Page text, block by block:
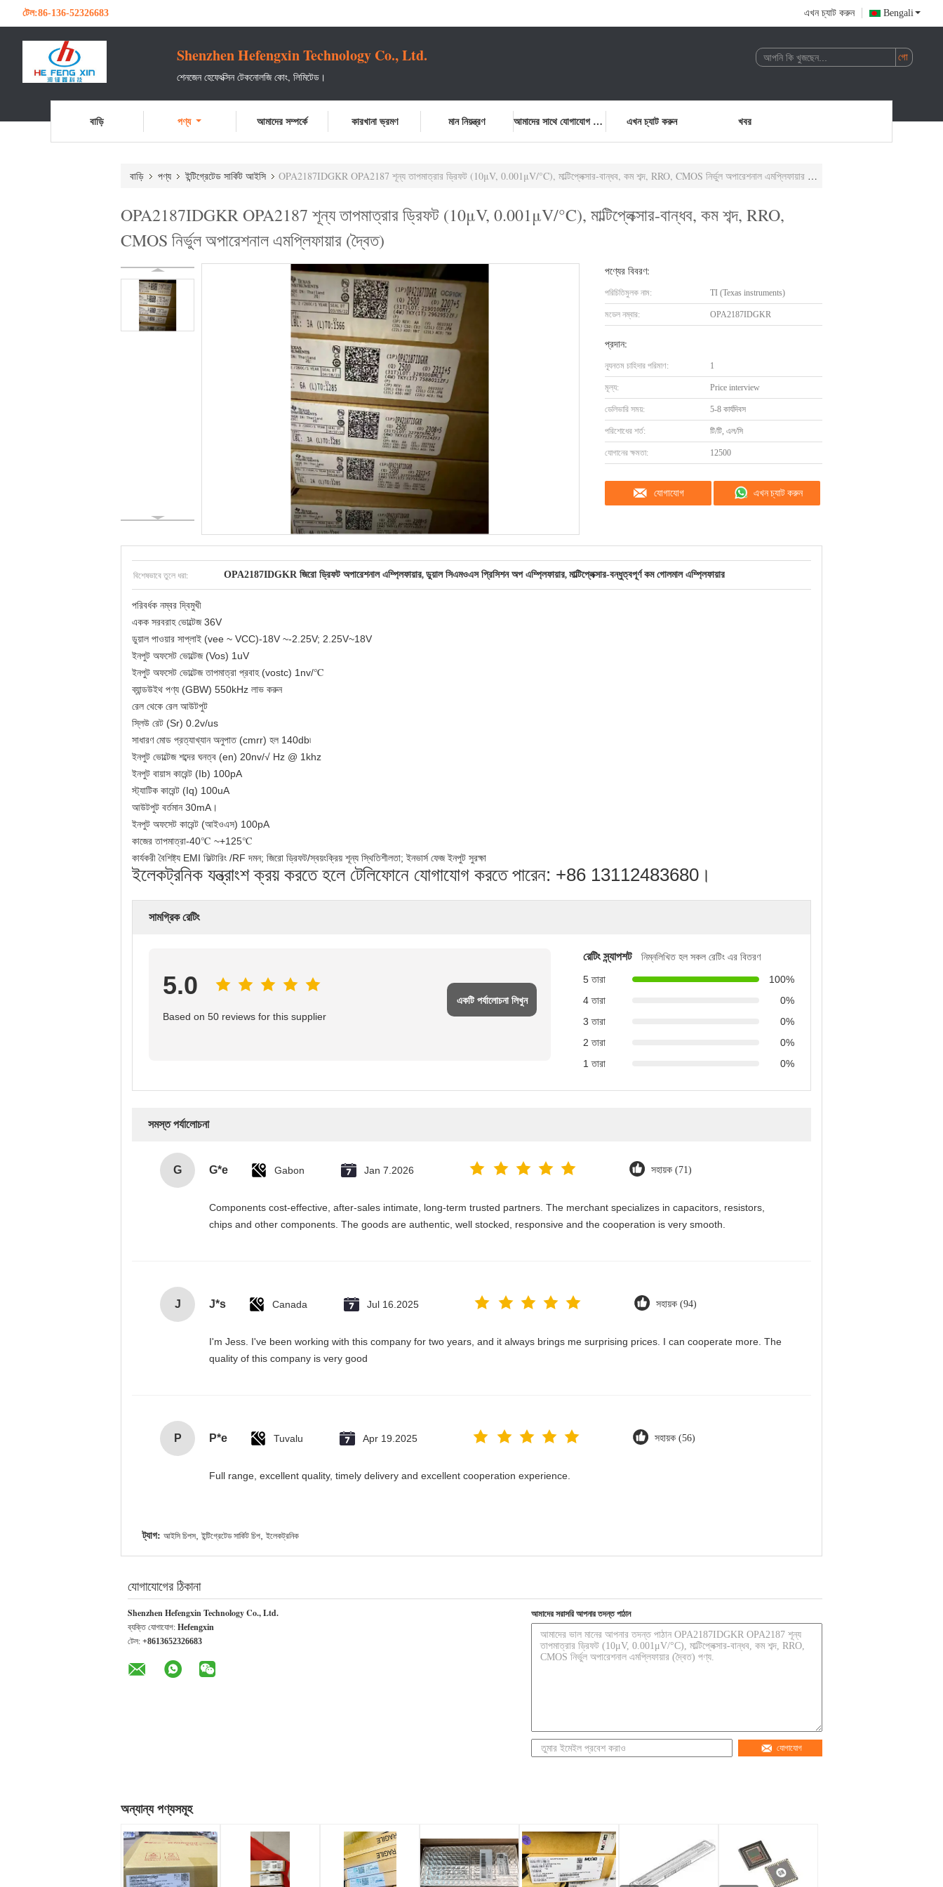
টেল:86-136-52326683 এখন চ্যাট করুন Bengali
Shenzhen Hefengxin Technology Co., Ltd.
শেনজেন হেফেংক্সিন টেকনোলজি কোং, লিমিটেড।
বাড়ি পণ্য আমাদের সম্পর্কে কারখানা ভ্রমণ মান নিয়ন্ত্রণ আমাদের সাথে যোগাযোগ করুন এখন চ্যাট করুন খবর
বাড়ি পণ্য ইন্টিগ্রেটেড সার্কিট আইসি OPA2187IDGKR OPA2187 শূন্য তাপমাত্রার ড্রিফট (10μV, 0.001μV/°C), মাল্টিপ্লেক্সার-বান্ধব, কম শব্দ, RRO, CMOS নির্ভুল অপারেশনাল এমপ্লিফায়ার (দ্বৈত)
OPA2187IDGKR OPA2187 শূন্য তাপমাত্রার ড্রিফট (10μV, 0.001μV/°C), মাল্টিপ্লেক্সার-বান্ধব, কম শব্দ, RRO,
CMOS নির্ভুল অপারেশনাল এমপ্লিফায়ার (দ্বৈত)
পণ্যের বিবরণ:
পরিচিতিমুলক নাম: TI (Texas instruments)
মডেল নম্বার: OPA2187IDGKR
প্রদান:
ন্যূনতম চাহিদার পরিমাণ: 1
মূল্য: Price interview
ডেলিভারি সময়: 5-8 কার্যদিবস
পরিশোধের শর্ত: টি/টি, এল/সি
যোগানের ক্ষমতা: 12500
যোগাযোগ এখন চ্যাট করুন
বিশেষভাবে তুলে ধরা: OPA2187IDGKR জিরো ড্রিফট অপারেশনাল এম্প্লিফায়ার, ডুয়াল সিএমওএস প্রিসিশন অপ এম্প্লিফায়ার, মাল্টিপ্লেক্সার-বন্ধুত্বপূর্ণ কম গোলমাল এম্প্লিফায়ার
পরিবর্ধক নম্বর দ্বিমুখী
একক সরবরাহ ভোল্টেজ 36V
ডুয়াল পাওয়ার সাপ্লাই (vee ~ VCC)-18V ~-2.25V; 2.25V~18V
ইনপুট অফসেট ভোল্টেজ (Vos) 1uV
ইনপুট অফসেট ভোল্টেজ তাপমাত্রা প্রবাহ (vostc) 1nv/℃
ব্যান্ডউইথ পণ্য (GBW) 550kHz লাভ করুন
রেল থেকে রেল আউটপুট
স্লিউ রেট (Sr) 0.2v/us
সাধারণ মোড প্রত্যাখ্যান অনুপাত (cmrr) হল 140db৷
ইনপুট ভোল্টেজ শব্দের ঘনত্ব (en) 20nv/√ Hz @ 1khz
ইনপুট বায়াস কারেন্ট (Ib) 100pA
স্ট্যাটিক কারেন্ট (Iq) 100uA
আউটপুট বর্তমান 30mA।
ইনপুট অফসেট কারেন্ট (আইওএস) 100pA
কাজের তাপমাত্রা-40℃ ~+125℃
কার্যকরী বৈশিষ্ট্য EMI ফিল্টারিং /RF দমন; জিরো ড্রিফট/স্বয়ংক্রিয় শূন্য স্থিতিশীলতা; ইনভার্স ফেজ ইনপুট সুরক্ষা
ইলেকট্রনিক যন্ত্রাংশ ক্রয় করতে হলে টেলিফোনে যোগাযোগ করতে পারেন: +86 13112483680।
সামগ্রিক রেটিং
5.0
Based on 50 reviews for this supplier
একটি পর্যালোচনা লিখুন
রেটিং স্ন্যাপশট
নিম্নলিখিত হল সকল রেটিং এর বিতরণ
5 তারা
100%
4 তারা
0%
3 তারা
0%
2 তারা
0%
1 তারা
0%
সমস্ত পর্যালোচনা
G G*e Gabon Jan 7.2026 সহায়ক (71)
Components cost-effective, after-sales intimate, long-term trusted partners. The merchant specializes in capacitors, resistors,
chips and other components. The goods are authentic, well stocked, responsive and the cooperation is very smooth.
J J*s Canada Jul 16.2025 সহায়ক (94)
I'm Jess. I've been working with this company for two years, and it always brings me surprising prices. I can cooperate more. The
quality of this company is very good
P P*e Tuvalu Apr 19.2025 সহায়ক (56)
Full range, excellent quality, timely delivery and excellent cooperation experience.
ট্যাগ: আইসি চিপস ইন্টিগ্রেটেড সার্কিট চিপ ইলেকট্রনিক
যোগাযোগের ঠিকানা
Shenzhen Hefengxin Technology Co., Ltd.
ব্যক্তি যোগাযোগ: Hefengxin
টেল: +8613652326683
আমাদের সরাসরি আপনার তদন্ত পাঠান
যোগাযোগ
অন্যান্য পণ্যসমূহ